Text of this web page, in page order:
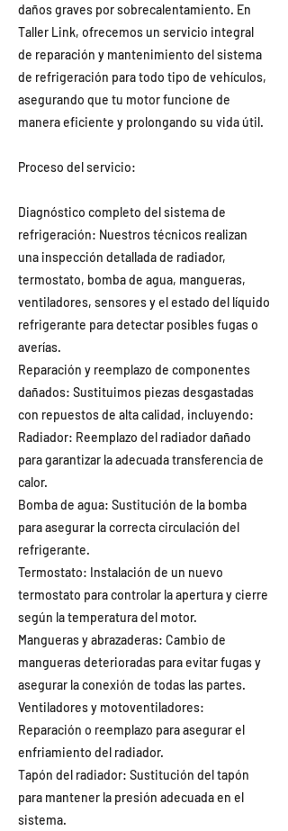
daños graves por sobrecalentamiento. En
Taller Link, ofrecemos un servicio integral
de reparación y mantenimiento del sistema
de refrigeración para todo tipo de vehículos,
asegurando que tu motor funcione de
manera eficiente y prolongando su vida útil.
Proceso del servicio:
Diagnóstico completo del sistema de
refrigeración: Nuestros técnicos realizan
una inspección detallada de radiador,
termostato, bomba de agua, mangueras,
ventiladores, sensores y el estado del líquido
refrigerante para detectar posibles fugas o
averías.
Reparación y reemplazo de componentes
dañados: Sustituimos piezas desgastadas
con repuestos de alta calidad, incluyendo:
Radiador: Reemplazo del radiador dañado
para garantizar la adecuada transferencia de
calor.
Bomba de agua: Sustitución de la bomba
para asegurar la correcta circulación del
refrigerante.
Termostato: Instalación de un nuevo
termostato para controlar la apertura y cierre
según la temperatura del motor.
Mangueras y abrazaderas: Cambio de
mangueras deterioradas para evitar fugas y
asegurar la conexión de todas las partes.
Ventiladores y motoventiladores:
Reparación o reemplazo para asegurar el
enfriamiento del radiador.
Tapón del radiador: Sustitución del tapón
para mantener la presión adecuada en el
sistema.